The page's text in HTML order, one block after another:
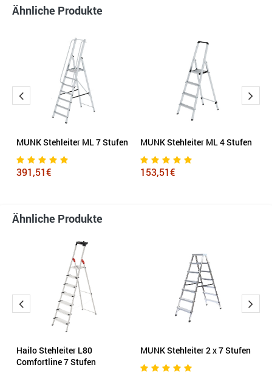
Ähnliche Produkte
MUNK Stehleiter ML 7 Stufen
391,51€
MUNK Stehleiter ML 4 Stufen
153,51€
Ähnliche Produkte
Hailo Stehleiter L80
Comfortline 7 Stufen
MUNK Stehleiter 2 x 7 Stufen